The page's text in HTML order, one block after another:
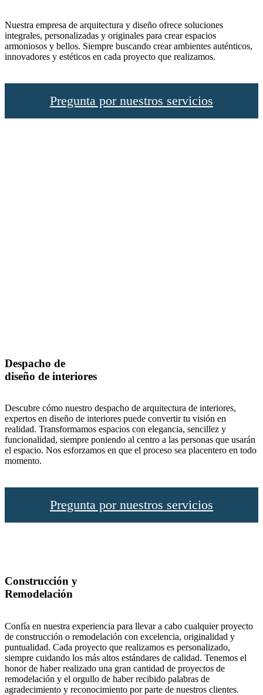
Nuestra empresa de arquitectura y diseño ofrece soluciones
integrales, personalizadas y originales para crear espacios
armoniosos y bellos. Siempre buscando crear ambientes auténticos,
innovadores y estéticos en cada proyecto que realizamos.
Pregunta por nuestros servicios
Despacho de
diseño de interiores
Descubre cómo nuestro despacho de arquitectura de interiores,
expertos en diseño de interiores puede convertir tu visión en
realidad. Transformamos espacios con elegancia, sencillez y
funcionalidad, siempre poniendo al centro a las personas que usarán
el espacio. Nos esforzamos en que el proceso sea placentero en todo
momento.
Pregunta por nuestros servicios
Construcción y
Remodelación
Confía en nuestra experiencia para llevar a cabo cualquier proyecto
de construcción o remodelación con excelencia, originalidad y
puntualidad. Cada proyecto que realizamos es personalizado,
siempre cuidando los más altos estándares de calidad. Tenemos el
honor de haber realizado una gran cantidad de proyectos de
remodelación y el orgullo de haber recibido palabras de
agradecimiento y reconocimiento por parte de nuestros clientes.